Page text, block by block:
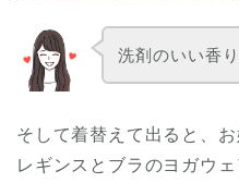
洗剤のいい香
そして着替えて出ると、
レギンスとブラのヨガウ